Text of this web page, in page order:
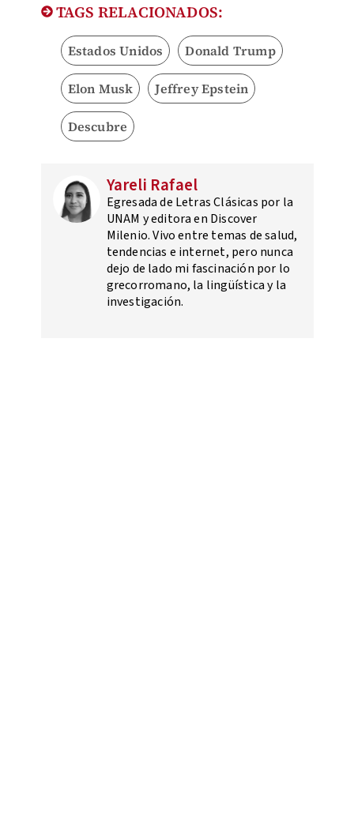
TAGS RELACIONADOS:
Estados Unidos Donald Trump
Elon Musk Jeffrey Epstein
Descubre
Yareli Rafael
Egresada de Letras Clásicas por la
UNAM y editora en Discover
Milenio. Vivo entre temas de salud,
tendencias e internet, pero nunca
dejo de lado mi fascinación por lo
grecorromano, la lingüística y la
investigación.